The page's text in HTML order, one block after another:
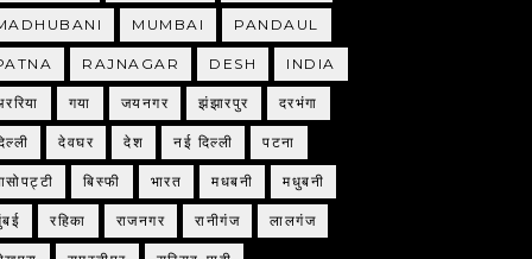
MUMBAI PANDAUL
RAJNAGAR DESH INDIA
गया जयनगर झंझारपुर दरभंगा
देवघर देश नई दिल्ली पटना
बिस्फी भारत मधबनी मधुबनी
रहिका राजनगर रानीगंज लालगंज